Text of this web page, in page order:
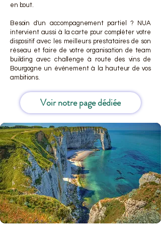
en bout.
Besoin d'un accompagnement partiel ? NUA
intervient aussi à la carte pour compléter votre
dispositif avec les meilleurs prestataires de son
réseau et faire de votre organisation de team
building avec challenge à route des vins de
Bourgogne un événement à la hauteur de vos
ambitions.
Voir notre page dédiée